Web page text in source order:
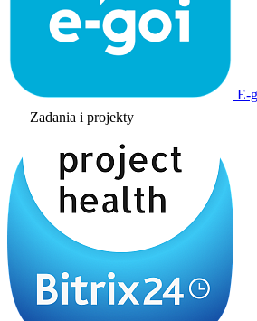
E-
Zadania i projekty